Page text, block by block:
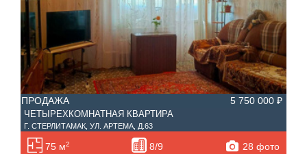
ПРОДАЖА 5 750 000 ₽
ЧЕТЫРЕХКОМНАТНАЯ КВАРТИРА
Г. СТЕРЛИТАМАК, УЛ. АРТЕМА, Д.63
75 м2 8/9 28 фото